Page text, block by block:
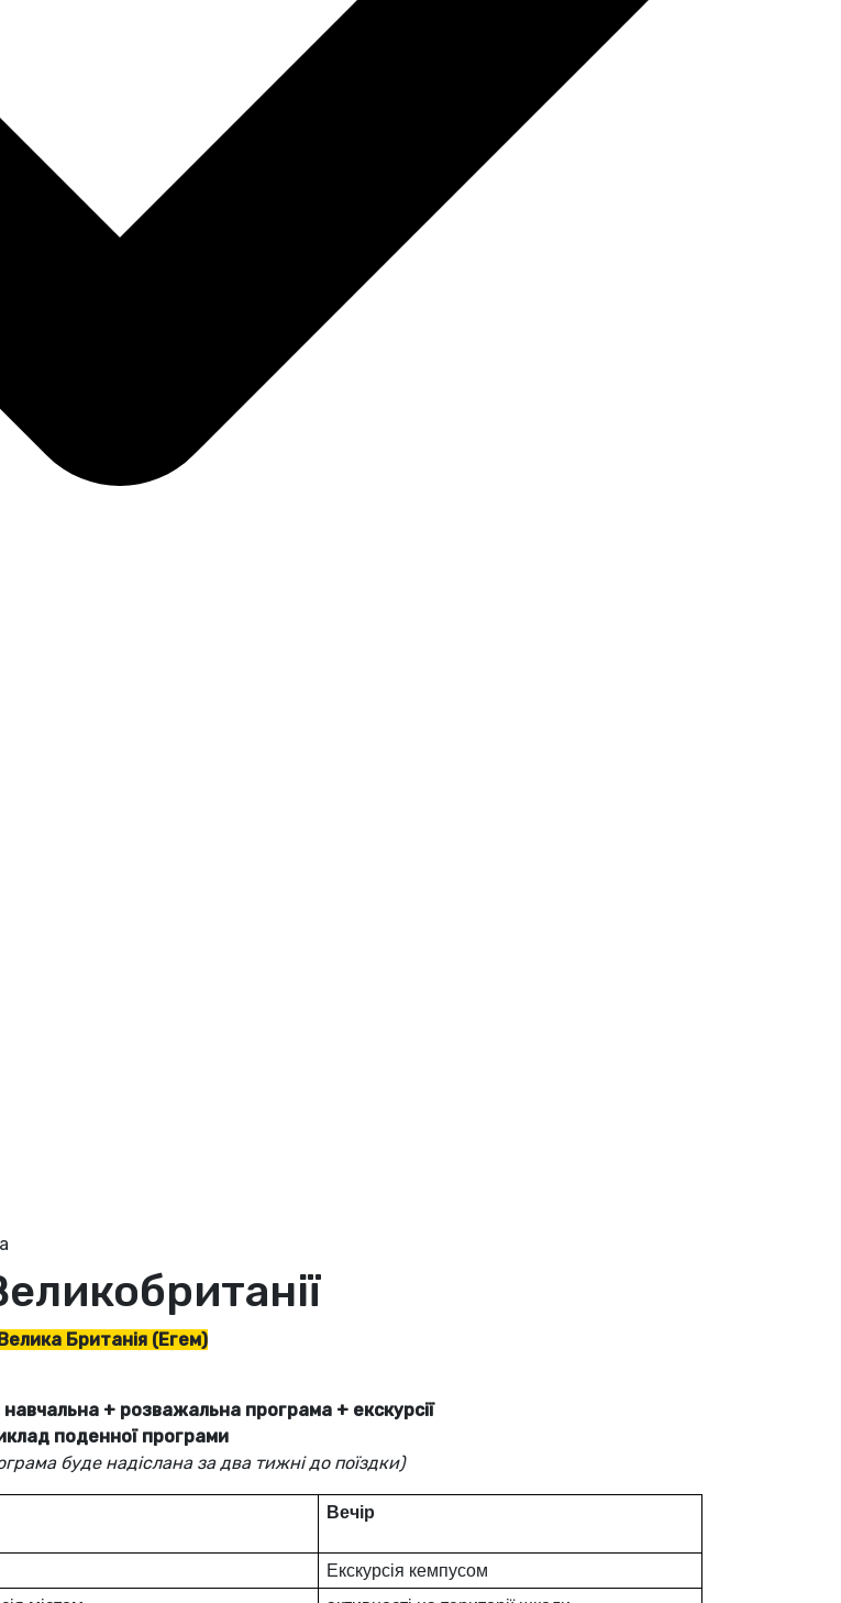
Британія (Егем)
+ розважальна програма + екскурсії
поденної програми
буде надіслана за два тижні до поїздки)
Вечір
Екскурсія кемпусом